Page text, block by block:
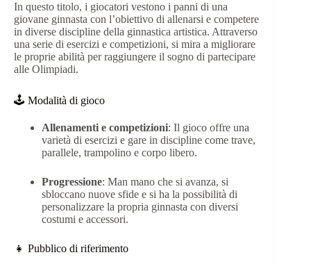
In questo titolo, i giocatori vestono i panni di una
giovane ginnasta con l’obiettivo di allenarsi e competere
in diverse discipline della ginnastica artistica. Attraverso
una serie di esercizi e competizioni, si mira a migliorare
le proprie abilità per raggiungere il sogno di partecipare
alle Olimpiadi.
🕹️ Modalità di gioco
Allenamenti e competizioni: Il gioco offre una
varietà di esercizi e gare in discipline come trave,
parallele, trampolino e corpo libero.​
Progressione: Man mano che si avanza, si
sbloccano nuove sfide e si ha la possibilità di
personalizzare la propria ginnasta con diversi
costumi e accessori.​
👧 Pubblico di riferimento